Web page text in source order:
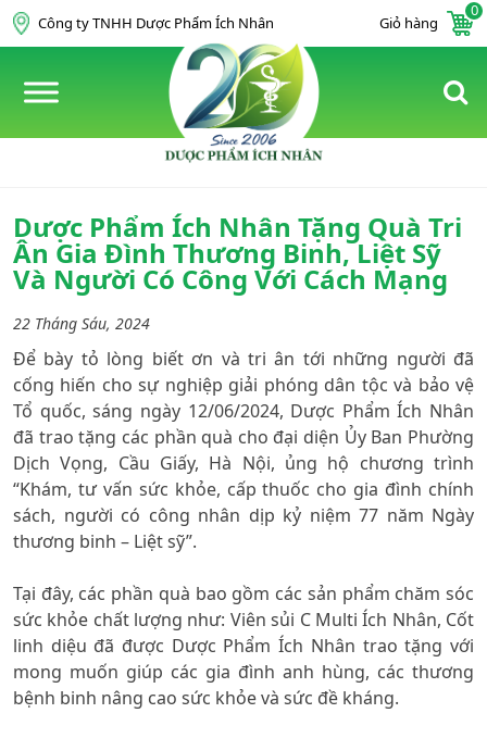
Skip to content
Công ty TNHH Dược Phẩm Ích Nhân Giỏ hàng
0
Dược Phẩm Ích Nhân Tặng Quà Tri
Ân Gia Đình Thương Binh, Liệt Sỹ
Và Người Có Công Với Cách Mạng
22 Tháng Sáu, 2024
Để bày tỏ lòng biết ơn và tri ân tới những người đã
cống hiến cho sự nghiệp giải phóng dân tộc và bảo vệ
Tổ quốc, sáng ngày 12/06/2024, Dược Phẩm Ích Nhân
đã trao tặng các phần quà cho đại diện Ủy Ban Phường
Dịch Vọng, Cầu Giấy, Hà Nội, ủng hộ chương trình
“Khám, tư vấn sức khỏe, cấp thuốc cho gia đình chính
sách, người có công nhân dịp kỷ niệm 77 năm Ngày
thương binh – Liệt sỹ”.
Tại đây, các phần quà bao gồm các sản phẩm chăm sóc
sức khỏe chất lượng như: Viên sủi C Multi Ích Nhân, Cốt
linh diệu đã được Dược Phẩm Ích Nhân trao tặng với
mong muốn giúp các gia đình anh hùng, các thương
bệnh binh nâng cao sức khỏe và sức đề kháng.